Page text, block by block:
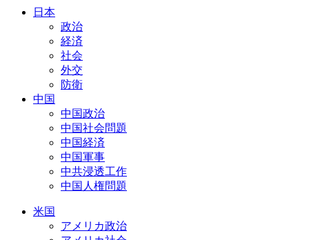
日本
政治
経済
社会
外交
防衛
中国
中国政治
中国社会問題
中国経済
中国軍事
中共浸透工作
中国人権問題
米国
アメリカ政治